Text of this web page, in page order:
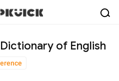
of English